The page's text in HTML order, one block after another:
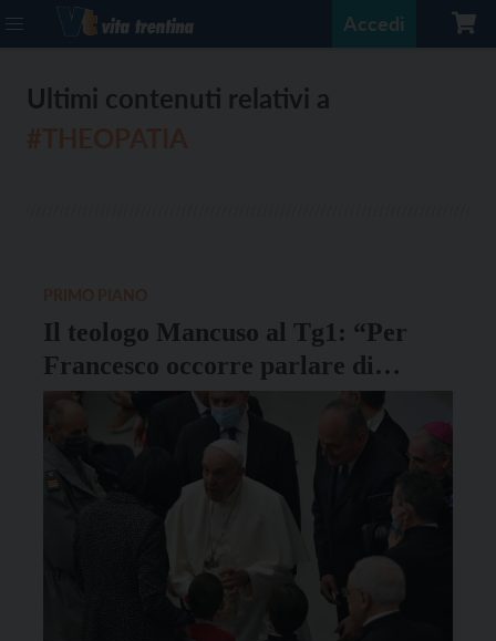
Accedi
Ultimi contenuti relativi a
Il teologo Mancuso al Tg1: “Per
Francesco occorre parlare di
teopatia”